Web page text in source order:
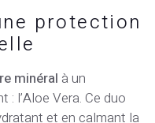
protection
minéral à un
l’Aloe Vera. Ce duo
et en calmant la